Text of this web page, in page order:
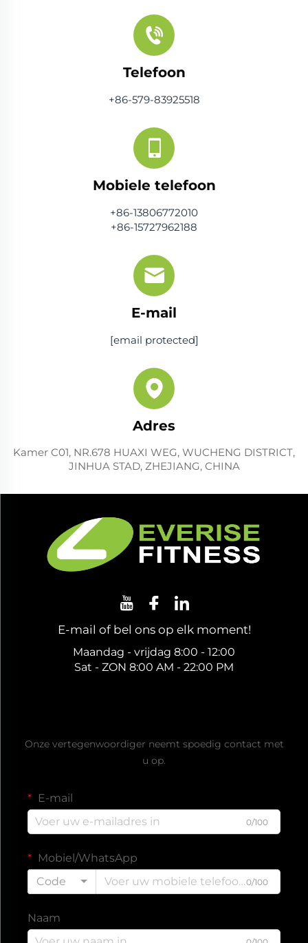
Telefoon
+86-579-83925518
Mobiele telefoon
+86-13806772010
+86-15727962188
E-mail
[email protected]
Adres
Kamer C01, NR.678 HUAXI WEG, WUCHENG DISTRICT,
JINHUA STAD, ZHEJIANG, CHINA
E-mail of bel ons op elk moment!
Maandag - vrijdag 8:00 - 12:00
Sat - ZON 8:00 AM - 22:00 PM
Onze vertegenwoordiger neemt spoedig contact met
u op.
E-mail
0/100
Mobiel/WhatsApp
Code
0/100
Naam